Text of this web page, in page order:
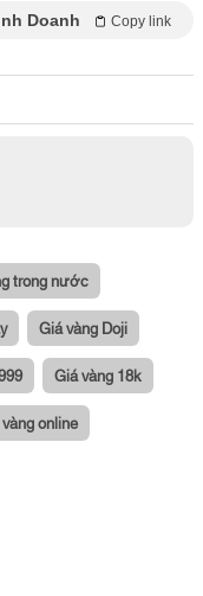
Doanh Copy link
trong nước
Giá vàng Doji
Giá vàng 18k
online